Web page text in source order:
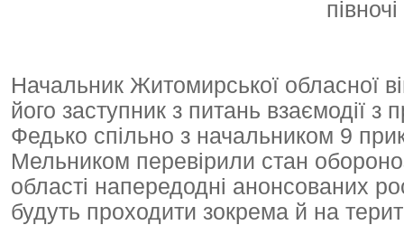
Начальник Житомирської обласної
його заступник з питань взаємодії
Федько спільно з начальником 9
Мельником перевірили стан
області напередодні анонсованих
будуть проходити зокрема й на